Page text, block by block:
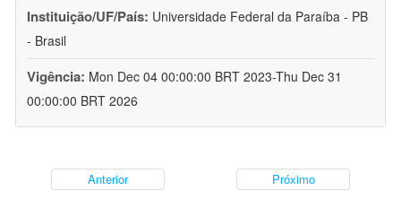
Instituição/UF/País: Universidade Federal da Paraíba - PB
- Brasil
Vigência: Mon Dec 04 00:00:00 BRT 2023-Thu Dec 31
00:00:00 BRT 2026
Anterior Próximo